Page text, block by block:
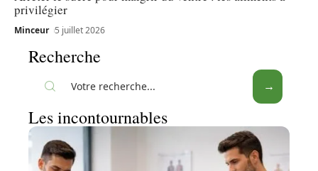
privilégier
Minceur 5 juillet 2026
Recherche
Les incontournables